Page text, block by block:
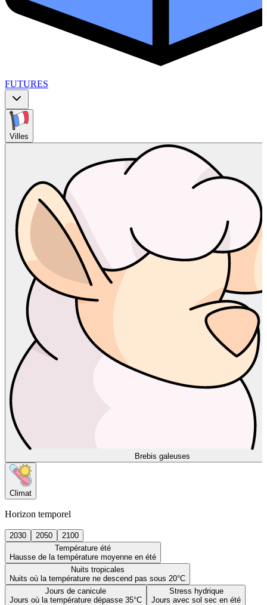
FUTURES
Villes
Brebis galeuses
Climat
Horizon temporel
2030 2050
2100
Température été
Hausse de la température moyenne en été
Nuits tropicales
Nuits où la température ne descend pas sous 20°C
Jours de canicule
Jours où la température dépasse 35°C
Stress hydrique
Jours avec sol sec en été